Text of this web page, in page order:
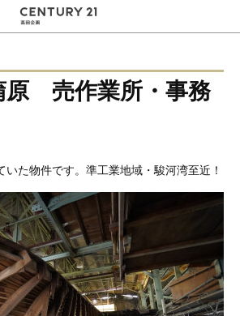
原 売作業所・事務
た物件です。準工業地域・駿河湾至近！